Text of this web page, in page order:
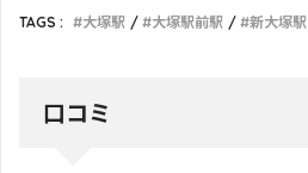
TAGS :
大塚駅 大塚駅前駅 新大塚駅
口コミ